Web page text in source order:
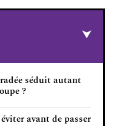
séduit autant
?
avant de passer